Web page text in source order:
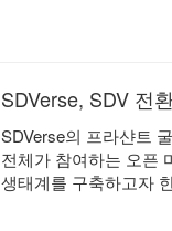
SDVerse, SDV 전
SDVerse의 프라샨트
전체가 참여하는 오픈
생태계를 구축하고자